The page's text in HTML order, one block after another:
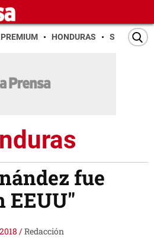
PREMIUM HONDURAS SAN PEDRO
fue
EEUU"
/Redacción